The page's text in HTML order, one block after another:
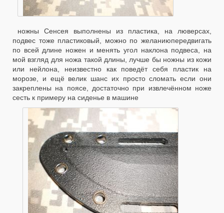
ножны Сенсея выполнены из пластика, на люверсах,
подвес тоже пластиковый, можно по желаниюпередвигать
по всей длине ножен и менять угол наклона подвеса, на
мой взгляд для ножа такой длины, лучше бы ножны из кожи
или нейлона, неизвестно как поведёт себя пластик на
морозе, и ещё велик шанс их просто сломать если они
закреплены на поясе, достаточно при извлечённом ноже
сесть к примеру на сиденье в машине